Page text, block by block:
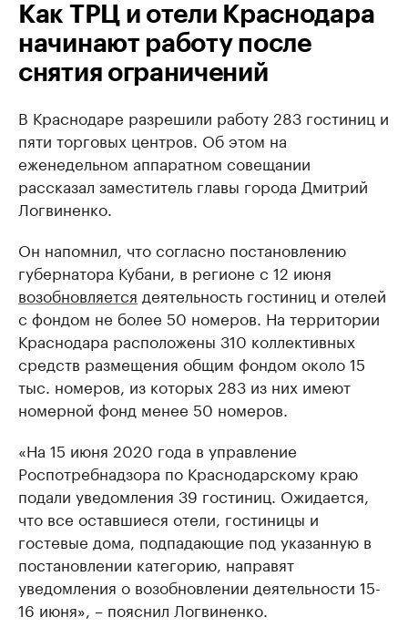
Как ТРЦ и отели Краснодара
начинают работу после
снятия ограничений
В Краснодаре разрешили работу 283 гостиниц и
пяти торговых центров. Об этом на
еженедельном аппаратном совещании
рассказал заместитель главы города Дмитрий
Логвиненко.
Он напомнил, что согласно постановлению
губернатора Кубани, в регионе с 12 июня
возобновляется деятельность гостиниц и отелей
с фондом не более 50 номеров. На территории
Краснодара расположены 310 коллективных
средств размещения общим фондом около 15
тыс. номеров, из которых 283 из них имеют
номерной фонд менее 50 номеров.
«На 15 июня 2020 года в управление
Роспотребнадзора по Краснодарскому краю
подали уведомления 39 гостиниц. Ожидается,
что все оставшиеся отели, гостиницы и
гостевые дома, подпадающие под указанную в
постановлении категорию, направят
уведомления о возобновлении деятельности 15-
16 июня», – пояснил Логвиненко.